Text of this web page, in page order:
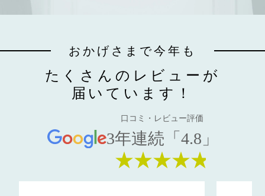
おかげさまで今年も
たくさんのレビューが
届いています！
口コミ・レビュー評価
3年連続「4.8」
★★★★★